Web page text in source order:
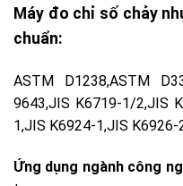
Máy đo chỉ số chảy
chuẩn:
ASTM D1238,ASTM
9643,JIS K6719-1/2,JIS
1,JIS K6924-1,JIS K6926-
Ứng dụng ngành công